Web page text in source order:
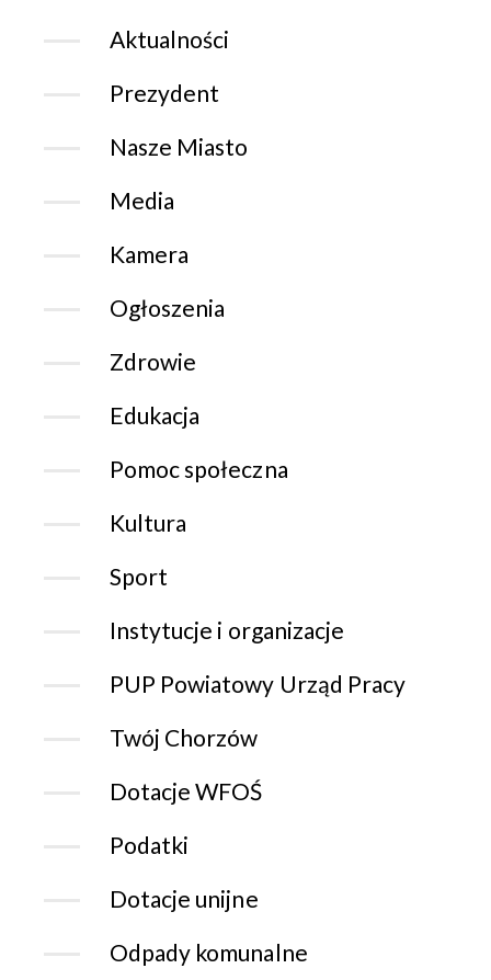
Aktualności
Prezydent
Nasze Miasto
Media
Kamera
Ogłoszenia
Zdrowie
Edukacja
Pomoc społeczna
Kultura
Sport
Instytucje i organizacje
PUP Powiatowy Urząd Pracy
Twój Chorzów
Dotacje WFOŚ
Podatki
Dotacje unijne
Odpady komunalne